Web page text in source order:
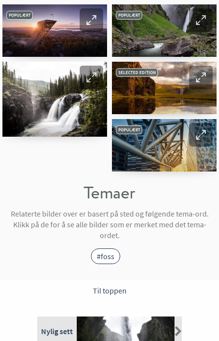
POPULÆRT POPULÆRT
SELECTED EDITION
POPULÆRT
Temaer
Relaterte bilder over er basert på sted og følgende tema-ord.
Klikk på de for å se alle bilder som er merket med det tema-
ordet.
#foss
Til toppen
Nylig sett